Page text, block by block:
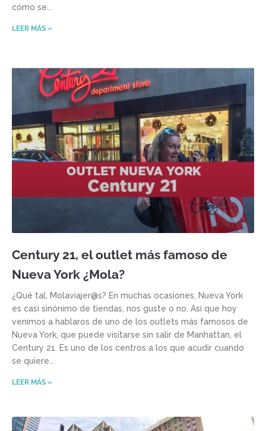
cómo se
LEER MÁS »
Century 21, el outlet más famoso de
Nueva York ¿Mola?
¿Qué tal, Molaviajer@s? En muchas ocasiones, Nueva York
es casi sinónimo de tiendas, nos guste o no. Así que hoy
venimos a hablaros de uno de los outlets más famosos de
Nueva York, que puede visitarse sin salir de Manhattan, el
Century 21. Es uno de los centros a los que acudir cuando
se quiere
LEER MÁS »